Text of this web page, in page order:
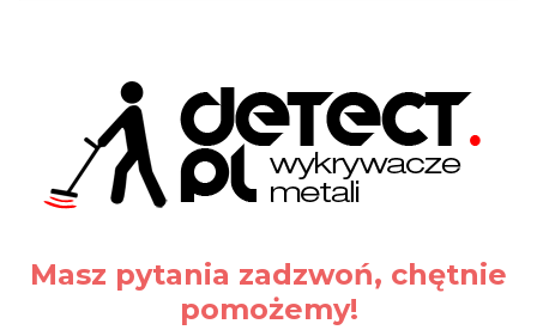
Masz pytania zadzwoń, chętnie
pomożemy!